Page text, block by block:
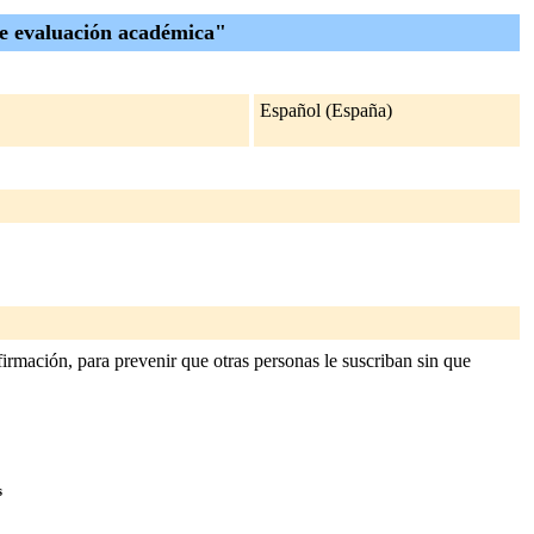
evaluación académica"
Español (España)
para prevenir que otras personas le suscriban sin que